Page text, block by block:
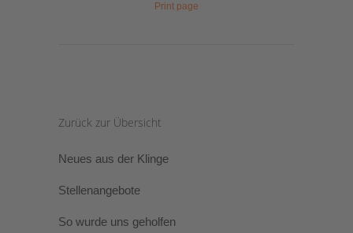
Print page
Zurück zur Übersicht
Neues aus der Klinge
Stellenangebote
So wurde uns geholfen